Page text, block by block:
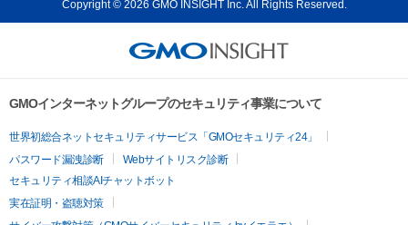
Copyright © 2026 GMO INSIGHT Inc. All Rights Reserved.
GMOインターネットグループのセキュリティ事業について
世界初総合ネットセキュリティサービス「GMOセキュリティ24」
パスワード漏洩診断
Webサイトリスク診断
セキュリティ相談AIチャットボット
実在証明・盗聴対策